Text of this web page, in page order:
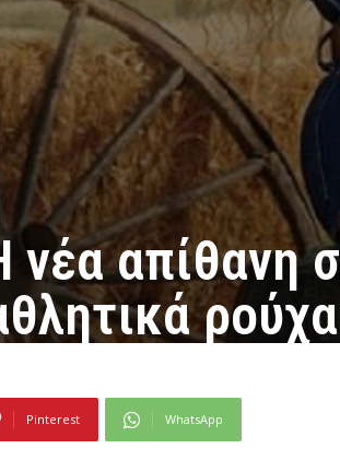
νέα απίθανη
Pinterest WhatsApp